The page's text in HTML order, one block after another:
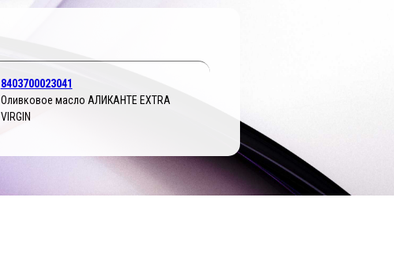
8403700023041
Оливковое масло АЛИКАНТЕ EXTRA
VIRGIN